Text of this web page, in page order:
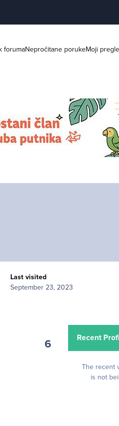
forumaNepročitane porukeMoji
Last visited
September 23, 2023
6 Recent
The recent
is not